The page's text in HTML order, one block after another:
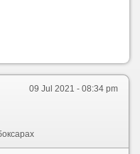
09 Jul 2021 - 08:34 pm